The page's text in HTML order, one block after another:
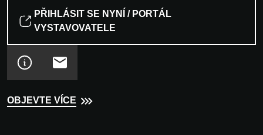
PŘIHLÁSIT SE NYNÍ / PORTÁL
VYSTAVOVATELE
OBJEVTE VÍCE